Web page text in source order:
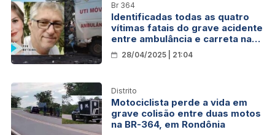
Br 364
Identificadas todas as quatro
vítimas fatais do grave acidente
entre ambulância e carreta na
BR-364
28/04/2025 | 21:04
Distrito
Motociclista perde a vida em
grave colisão entre duas motos
na BR-364, em Rondônia